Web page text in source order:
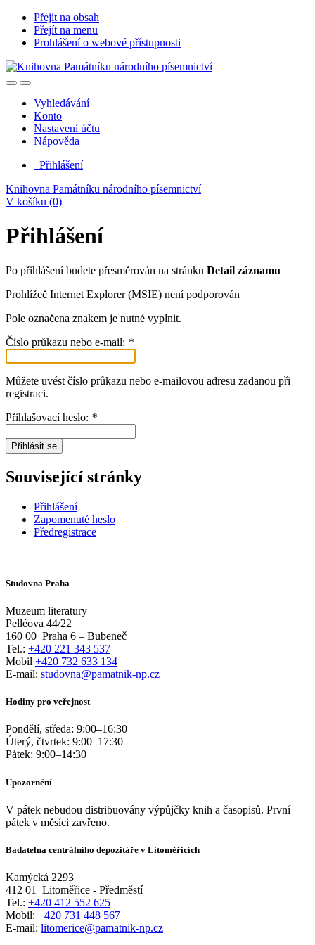
Přejít na obsah
Přejít na menu
Prohlášení o webové přístupnosti
Vyhledávání
Konto
Nastavení účtu
Nápověda
Přihlášení
Knihovna Památníku národního písemnictví
V košíku (0)
Přihlášení
Po přihlášení budete přesměrován na stránku Detail záznamu
Prohlížeč Internet Explorer (MSIE) není podporován
Pole označena znakem je nutné vyplnit.
Číslo průkazu nebo e-mail: *
Můžete uvést číslo průkazu nebo e-mailovou adresu zadanou při
registraci.
Přihlašovací heslo: *
Přihlásit se
Související stránky
Přihlášení
Zapomenuté heslo
Předregistrace
Studovna Praha
Muzeum literatury
Pelléova 44/22
160 00 Praha 6 – Bubeneč
Tel.: +420 221 343 537
Mobil +420 732 633 134
E-mail: studovna@pamatnik-np.cz
Hodiny pro veřejnost
Pondělí, středa: 9:00–16:30
Úterý, čtvrtek: 9:00–17:30
Pátek: 9:00–14:30
Upozornění
V pátek nebudou distribuovány výpůjčky knih a časopisů. První
pátek v měsíci zavřeno.
Badatelna centrálního depozitáře v Litoměřicích
Kamýcká 2293
412 01
Litoměřice - Předměstí
Tel.: +420 412 552 625
Mobil: +420 731 448 567
E-mail: litomerice@pamatnik-np.cz